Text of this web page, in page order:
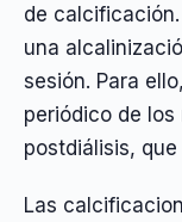
de
una
sesión. Para
periódico de
postdiálisis,
Las